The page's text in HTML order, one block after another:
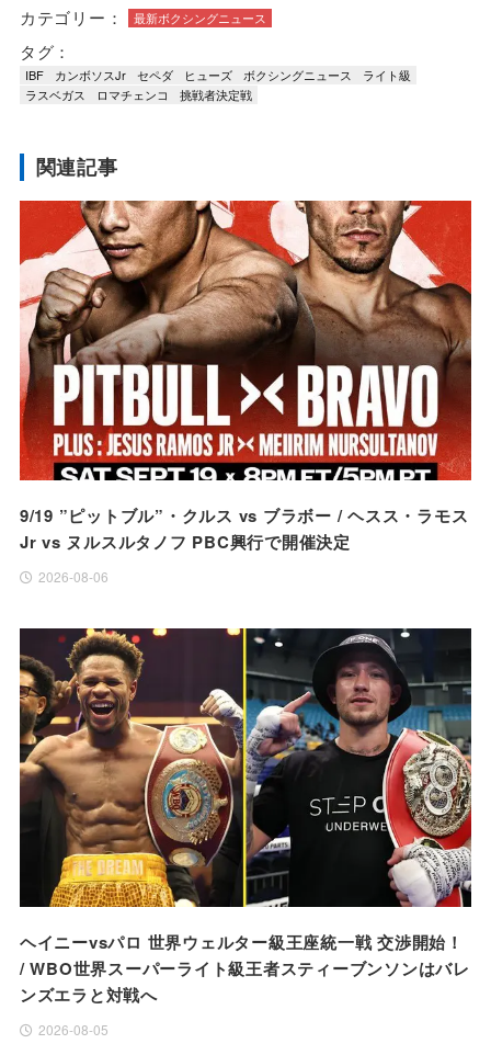
カテゴリー： 最新ボクシングニュース
タグ：
IBF カンボソスJr セペダ ヒューズ ボクシングニュース
ライト級
ラスベガス
ロマチェンコ 挑戦者決定戦
関連記事
9/19 ”ピットブル”・クルス vs ブラボー / ヘスス・ラモス
Jr vs ヌルスルタノフ PBC興行で開催決定
2026-08-06
ヘイニーvsパロ 世界ウェルター級王座統一戦 交渉開始！
/ WBO世界スーパーライト級王者スティーブンソンはバレ
ンズエラと対戦へ
2026-08-05